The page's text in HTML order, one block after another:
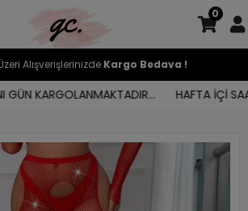
KARGOLANMAKTADIR... HAFTA İÇİ
0
Alışverişlerinizde Kargo Bedava !